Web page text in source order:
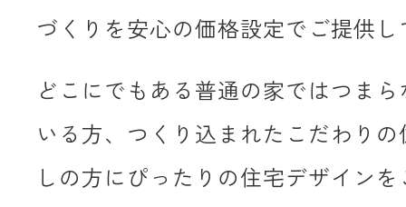
づくりを安心の価格設定でご提供
どこにでもある普通の家ではつま
いる方、つくり込まれたこだわり
しの方にぴったりの住宅デザイン